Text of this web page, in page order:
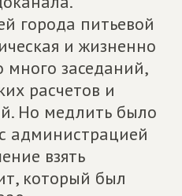
города питьевой
и жизненно
много заседаний,
расчетов и
Но медлить было
администрацией
взять
который был